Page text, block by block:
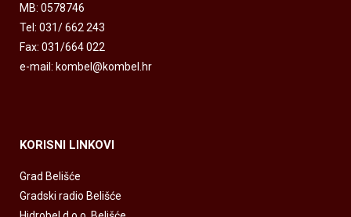
MB: 0578746
Tel: 031/ 662 243
Fax: 031/664 022
e-mail: kombel@kombel.hr
KORISNI LINKOVI
Grad Belišće
Gradski radio Belišće